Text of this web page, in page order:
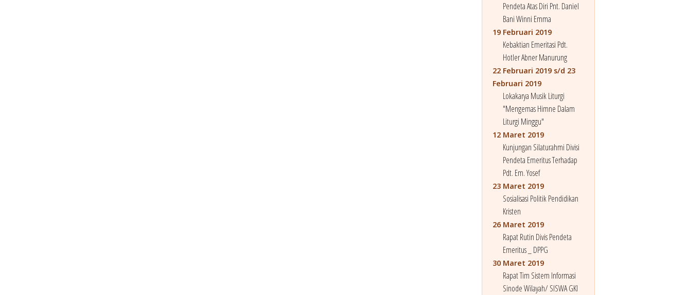
Pendeta Atas Diri Pnt. Daniel
Bani Winni Emma
19 Februari 2019
Kebaktian Emeritasi Pdt.
Hotler Abner Manurung
22 Februari 2019 s/d 23
Februari 2019
Lokakarya Musik Liturgi
"Mengemas Himne Dalam
Liturgi Minggu"
12 Maret 2019
Kunjungan Silaturahmi Divisi
Pendeta Emeritus Terhadap
Pdt. Em. Yosef
23 Maret 2019
Sosialisasi Politik Pendidikan
Kristen
26 Maret 2019
Rapat Rutin Divis Pendeta
Emeritus _ DPPG
30 Maret 2019
Rapat Tim Sistem Informasi
Sinode Wilayah/ SISWA GKI